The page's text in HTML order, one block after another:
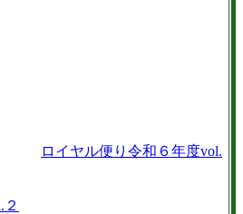
ロイヤル便り令和６年度vol.